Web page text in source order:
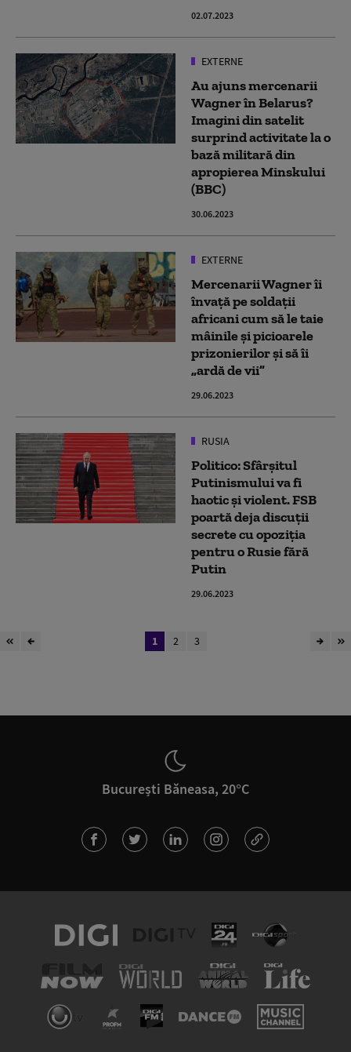
02.07.2023
EXTERNE
Au ajuns mercenarii
Wagner în Belarus?
Imagini din satelit
surprind activitate la o
bază militară din
apropierea Minskului
(BBC)
30.06.2023
EXTERNE
Mercenarii Wagner îi
învață pe soldații
africani cum să le taie
mâinile și picioarele
prizonierilor și să îi
„ardă de vii”
29.06.2023
RUSIA
Politico: Sfârșitul
Putinismului va fi
haotic și violent. FSB
poartă deja discuții
secrete cu opoziția
pentru o Rusie fără
Putin
29.06.2023
1 2 3
București Băneasa, 20°C